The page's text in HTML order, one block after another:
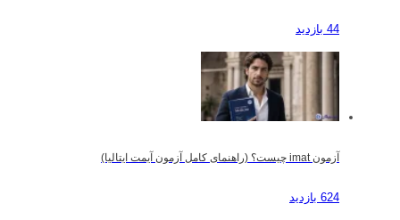
44 بازدید
آزمون imat چیست؟ (راهنمای کامل آزمون آیمت ایتالیا)
624 بازدید